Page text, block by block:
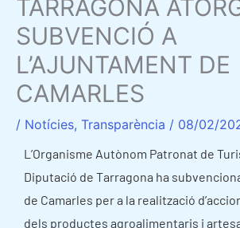
TARRAGONA
SUBVENCIÓ A
L’AJUNTAMENT DE
CAMARLES
/ Notícies, Transparència / 08/02/
L’Organisme Autònom Patronat de
Diputació de Tarragona ha
de Camarles per a la realització
dels productes agroalimentaris i